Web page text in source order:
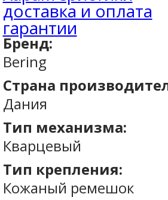
доставка и оплата
гарантии
Бренд:
Bering
Страна
Дания
Тип механизма:
Кварцевый
Тип крепления:
Кожаный ремешок